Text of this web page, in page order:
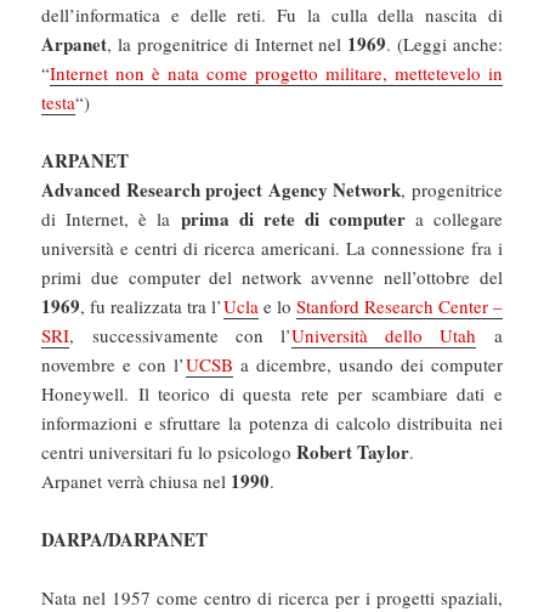
dell’informatica e delle reti. Fu la culla della nascita di
Arpanet, la progenitrice di Internet nel 1969. (Leggi anche:
“Internet non è nata come progetto militare, mettetevelo in
testa“)
ARPANET
Advanced Research project Agency Network, progenitrice
di Internet, è la prima di rete di computera collegare
università e centri di ricerca americani. La connessione fra i
primi due computer del network avvenne nell’ottobre del
1969, fu realizzata tra l’Uclae lo Stanford Research Center –
SRI, successivamente con l’Università dello Utah a
novembre e con l’UCSB a dicembre, usando dei computer
Honeywell. Il teorico di questa rete per scambiare dati e
informazioni e sfruttare la potenza di calcolo distribuita nei
centri universitari fu lo psicologoRobert Taylor.
Arpanet verrà chiusa nel 1990.
DARPA/DARPANET
Nata nel 1957 come centro di ricerca per i progetti spaziali,